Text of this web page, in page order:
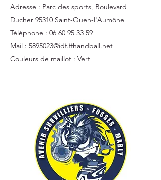
Adresse : Parc des sports, Boulevard
Ducher 95310 Saint-Ouen-l'Aumône
Téléphone : 06 60 95 33 59
Mail : 5895023@idf.ffhandball.net
Couleurs de maillot : Vert